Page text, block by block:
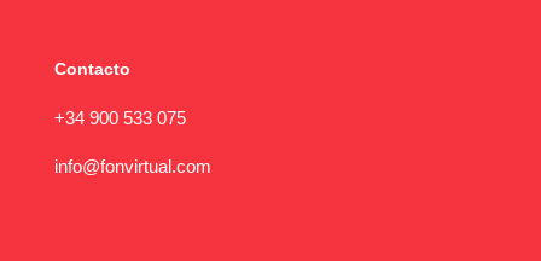
Contacto
+34 900 533 075
info@fonvirtual.com